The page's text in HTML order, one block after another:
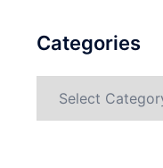
Categories